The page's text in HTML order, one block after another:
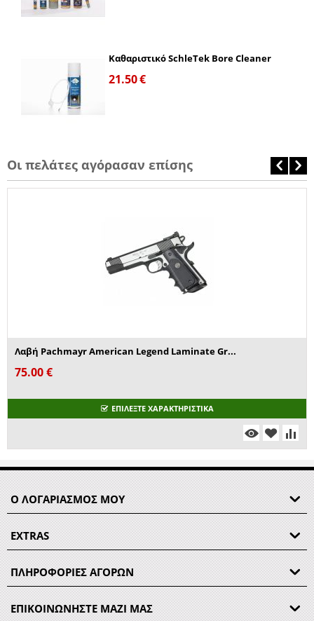
Καθαριστικό SchleTek Bore Cleaner
21.50€
Οι πελάτες αγόρασαν επίσης
Λαβή Pachmayr American Legend Laminate Gr...
75.00€
ΕΠΙΛΕΞΤΕ ΧΑΡΑΚΤΗΡΙΣΤΙΚΑ
Ο ΛΟΓΑΡΙΑΣΜΟΣ ΜΟΥ
EXTRAS
ΠΛΗΡΟΦΟΡΙΕΣ ΑΓΟΡΩΝ
ΕΠΙΚΟΙΝΩΝΗΣΤΕ ΜΑΖΙ ΜΑΣ